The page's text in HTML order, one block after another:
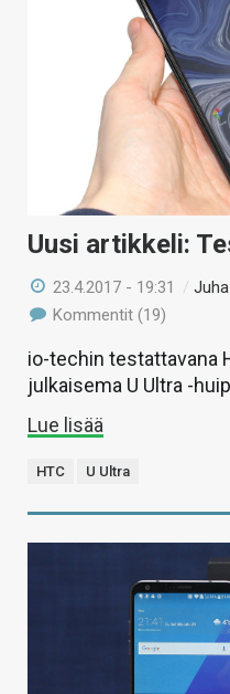
Uusi artikkeli:
23.4.2017 - 19:31 /
Kommentit (19)
io-techin testattavana
julkaisema U Ultra -
Lue lisää
HTC U Ultra